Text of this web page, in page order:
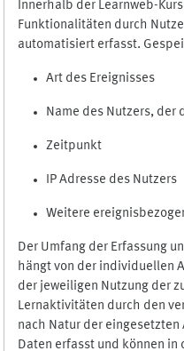
Innerhalb der Learnweb-
Funktionalitäten durch
automatisiert erfasst.
Art des Ereignisses
Name des Nutzers, der
Zeitpunkt
IP Adresse des Nutzers
Weitere
Der Umfang der Erfassung
hängt von der individuellen
der jeweiligen Nutzung der
Lernaktivitäten durch den
nach Natur der
Daten erfasst und können in